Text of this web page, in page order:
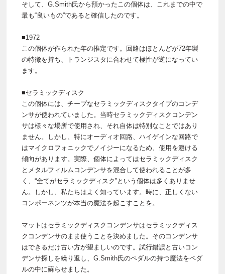
そして、G.Smith氏から預かったこの個体は、これまでの中で
最も“良いもの”であると確信したのです。
■1972
この個体が作られた年の推定です。回路はほとんどが72年製
の特徴を持ち、トランジスタに合わせて極性が逆になってい
ます。
■セラミックディスク
この個体には、チープなセラミックディスクタイプのコンデ
ンサが使われていました。当時セラミックディスクコンデン
サは様々な場所で使用され、それ自体は特別なことではあり
ません。しかし、特にオーディオ回路、ハイゲインな回路で
はマイクロフォニックでノイジーになるため、使用を避ける
傾向があります。実際、個体によってはセラミックディスク
とメタルフィルムコンデンサを混合して使われることが多
く、“全てがセラミックディスク”という個体は多くありませ
ん。しかし、私たちはよく知っています。時に、正しくない
コンポーネンツが本当の魔法を起こすことを。
マットはセラミックディスクコンデンサはセラミックディス
クコンデンサのまま使うことを決めました。そのコンデンサ
はできるだけ古い方が望ましいのです。試行錯誤と古いコン
デンサ探しを繰り返し、G.Smith氏のペダルの持つ魔法をペダ
ルの中に蘇らせました。